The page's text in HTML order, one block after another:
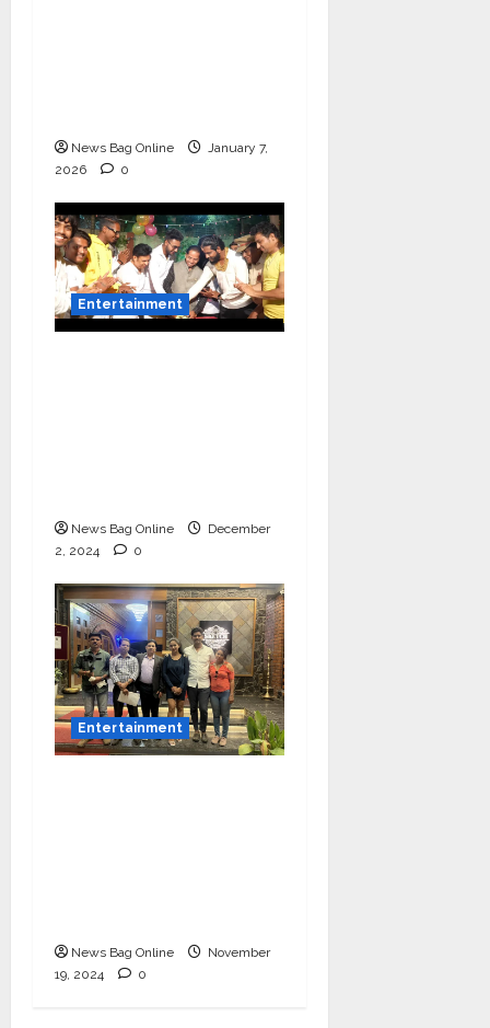
News Bag Online
January 7,
2026
0
Entertainment
News Bag Online
December
2, 2024
0
Entertainment
News Bag Online
November
19, 2024
0